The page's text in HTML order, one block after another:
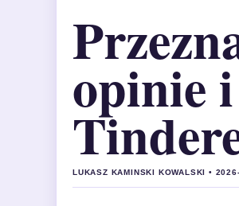
opinie
LUKASZ KAMINSKI KOWALSKI •